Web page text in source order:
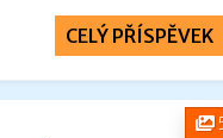
CELÝ PŘÍSPĚVEK